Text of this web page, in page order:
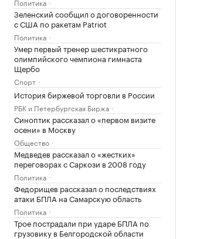
Зеленский сообщил о договоренности
с США по ракетам Patriot
Политика
Умер первый тренер шестикратного
олимпийского чемпиона гимнаста
Щербо
Спорт
История биржевой торговли в России
РБК и Петербургская Биржа
Синоптик рассказал о «первом визите
осени» в Москву
Общество
Медведев рассказал о «жестких»
переговорах с Саркози в 2008 году
Политика
Федорищев рассказал о последствиях
атаки БПЛА на Самарскую область
Политика
Трое пострадали при ударе БПЛА по
грузовику в Белгородской области